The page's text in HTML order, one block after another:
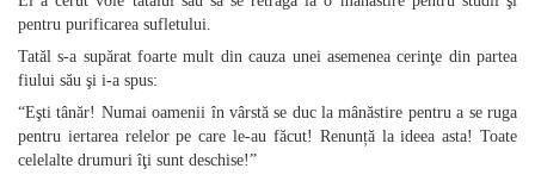
pentru purificarea sufletului.
Tatăl s‑a supărat foarte mult din cauza unei asemenea cerinţe din partea
fiului său şi i‑a spus:
“Eşti tânăr! Numai oamenii în vârstă se duc la mânăstire pentru a se ruga
pentru iertarea relelor pe care le‑au făcut! Renunță la ideea asta! Toate
celelalte drumuri îţi sunt deschise!”